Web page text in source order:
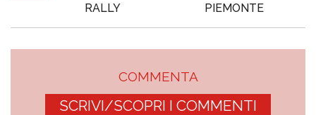
RALLY
PIEMONTE
COMMENTA
SCRIVI/SCOPRI I COMMENTI